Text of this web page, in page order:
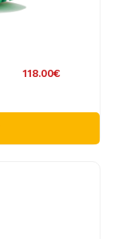
118.00€